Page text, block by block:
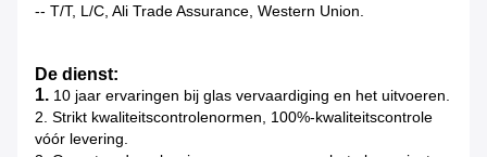
-- T/T, L/C, Ali Trade Assurance, Western Union.
De dienst:
1. 10 jaar ervaringen bij glas vervaardiging en het uitvoeren.
2. Strikt kwaliteitscontrolenormen, 100%-kwaliteitscontrole
vóór levering.